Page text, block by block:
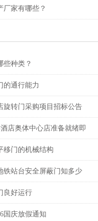
厂家有哪些？
些种类？
的通行能力
旋转门采购项目招标公告
店奥体中心店准备就绪即
移门的机械结构
铁站台安全屏蔽门知多少
良好运行
国庆放假通知